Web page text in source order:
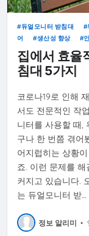
듀얼모니터 받침대
어
생산성 향상
홈 오피스
집에서 효율
침대 5가지
코로나19로 인해
서도 전문적인 작
니터를 사용할 때,
구나 한 번쯤 겪어
어지럽히는 상황
죠. 이런 문제를
커지고 있습니다.
는 듀얼모니터 받…
정보 알리미 •